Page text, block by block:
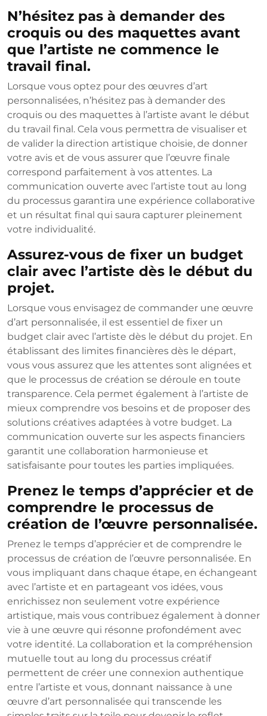
N’hésitez pas à demander des
croquis ou des maquettes avant
que l’artiste ne commence le
travail final.
Lorsque vous optez pour des œuvres d’art
personnalisées, n’hésitez pas à demander des
croquis ou des maquettes à l’artiste avant le début
du travail final. Cela vous permettra de visualiser et
de valider la direction artistique choisie, de donner
votre avis et de vous assurer que l’œuvre finale
correspond parfaitement à vos attentes. La
communication ouverte avec l’artiste tout au long
du processus garantira une expérience collaborative
et un résultat final qui saura capturer pleinement
votre individualité.
Assurez-vous de fixer un budget
clair avec l’artiste dès le début du
projet.
Lorsque vous envisagez de commander une œuvre
d’art personnalisée, il est essentiel de fixer un
budget clair avec l’artiste dès le début du projet. En
établissant des limites financières dès le départ,
vous vous assurez que les attentes sont alignées et
que le processus de création se déroule en toute
transparence. Cela permet également à l’artiste de
mieux comprendre vos besoins et de proposer des
solutions créatives adaptées à votre budget. La
communication ouverte sur les aspects financiers
garantit une collaboration harmonieuse et
satisfaisante pour toutes les parties impliquées.
Prenez le temps d’apprécier et de
comprendre le processus de
création de l’œuvre personnalisée.
Prenez le temps d’apprécier et de comprendre le
processus de création de l’œuvre personnalisée. En
vous impliquant dans chaque étape, en échangeant
avec l’artiste et en partageant vos idées, vous
enrichissez non seulement votre expérience
artistique, mais vous contribuez également à donner
vie à une œuvre qui résonne profondément avec
votre identité. La collaboration et la compréhension
mutuelle tout au long du processus créatif
permettent de créer une connexion authentique
entre l’artiste et vous, donnant naissance à une
œuvre d’art personnalisée qui transcende les